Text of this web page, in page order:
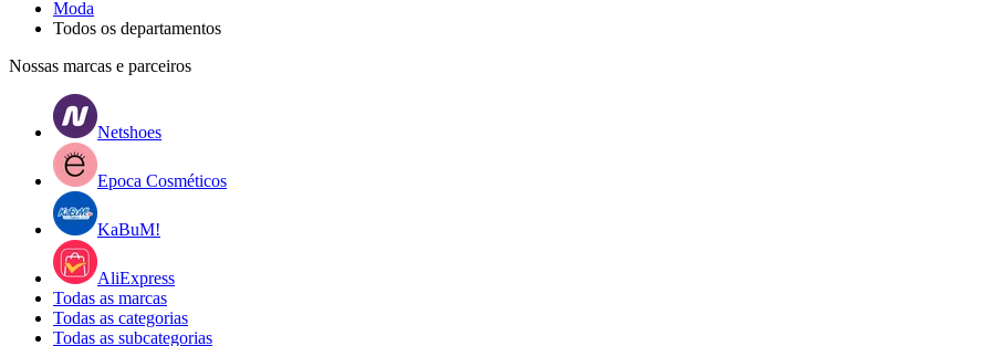
Moda
Todos os departamentos
Nossas marcas e parceiros
Netshoes
Epoca Cosméticos
KaBuM!
AliExpress
Todas as marcas
Todas as categorias
Todas as subcategorias